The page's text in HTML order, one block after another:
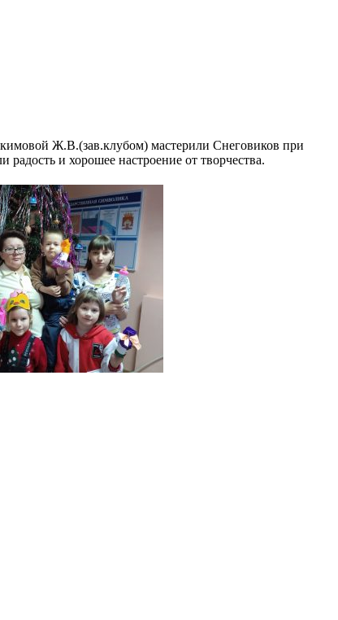
Ж.В.(зав.клубом) мастерили Снеговиков при
и хорошее настроение от творчества.